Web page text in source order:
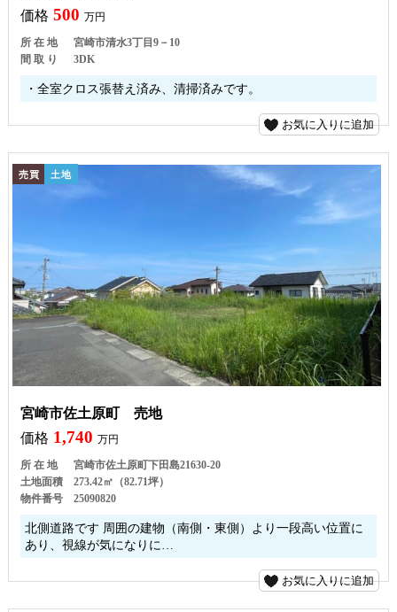
価格 500 万円
所 在 地
宮崎市清水3丁目9－10
間 取 り
3DK
・全室クロス張替え済み、清掃済みです。
お気に入りに追加
売買 土地
宮崎市佐土原町 売地
価格 1,740 万円
所 在 地
宮崎市佐土原町下田島21630-20
土地面積
273.42㎡（82.71坪）
物件番号
25090820
北側道路です 周囲の建物（南側・東側）より一段高い位置に
あり、視線が気になりに…
お気に入りに追加